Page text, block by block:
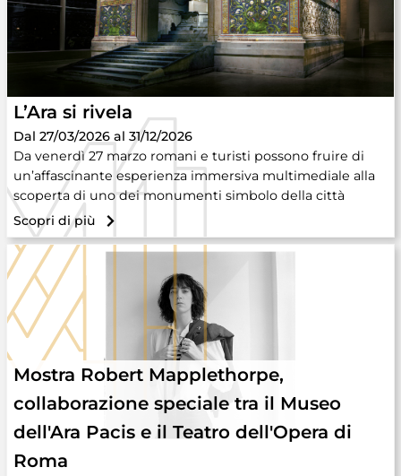
L’Ara si rivela
Dal 27/03/2026 al 31/12/2026
Da venerdì 27 marzo romani e turisti possono fruire di
un’affascinante esperienza immersiva multimediale alla
scoperta di uno dei monumenti simbolo della città
Scopri di più
Mostra Robert Mapplethorpe,
collaborazione speciale tra il Museo
dell'Ara Pacis e il Teatro dell'Opera di
Roma